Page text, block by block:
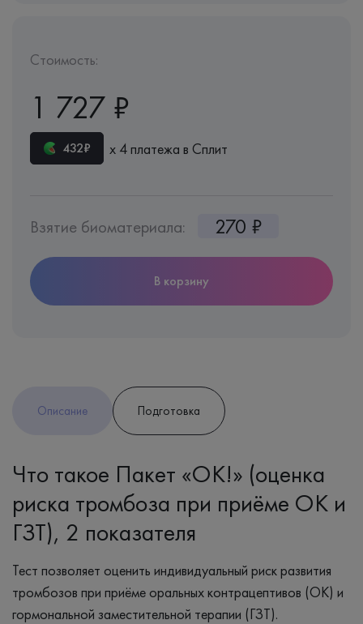
Стоимость:
1 727 ₽
432₽ х 4 платежа в Сплит
Взятие биоматериала: 270 ₽
В корзину
Описание Подготовка
Что такое Пакет «ОК!» (оценка
риска тромбоза при приёме ОК и
ГЗТ), 2 показателя
Тест позволяет оценить индивидуальный риск развития
тромбозов при приёме оральных контрацептивов (ОК) и
гормональной заместительной терапии (ГЗТ).